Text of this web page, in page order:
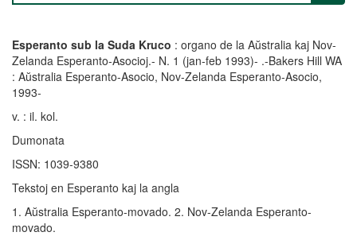
Esperanto sub la Suda Kruco : organo de la Aŭstralia kaj Nov-
Zelanda Esperanto-Asocioj.- N. 1 (jan-feb 1993)- .-Bakers Hill WA
: Aŭstralia Esperanto-Asocio, Nov-Zelanda Esperanto-Asocio,
1993-
v. : il. kol.
Dumonata
ISSN: 1039-9380
Tekstoj en Esperanto kaj la angla
1. Aŭstralia Esperanto-movado. 2. Nov-Zelanda Esperanto-
movado.